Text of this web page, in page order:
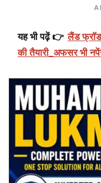
यह भी पढ़ें 👉 लैंड
की तैयारी_अफसर भी